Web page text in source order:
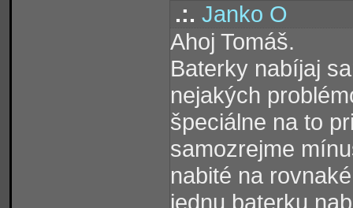
.:. Janko O
Ahoj Tomáš.
Baterky nabíjaj
nejakých
špeciálne na to
samozrejme
nabité na
jednu baterku